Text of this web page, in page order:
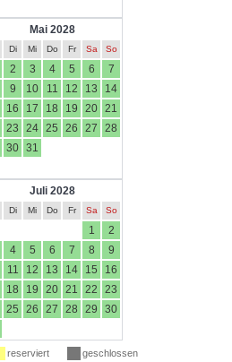
Mai 2028
Di Mi Do Fr Sa So
2 3 4 5 6
7
9 10 11 12 13
14
16 17 18 19 20 21
23 24 25 26 27
28
30 31
Juli 2028
Di Mi Do Fr Sa So
1
2
4 5 6 7 8
9
11 12 13 14 15
16
18 19 20 21 22
23
25 26 27 28 29
30
reserviert geschlossen